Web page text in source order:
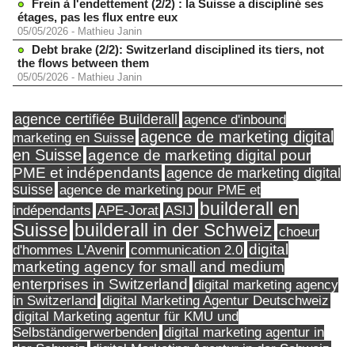
Frein à l'endettement (2/2) : la Suisse a discipliné ses
étages, pas les flux entre eux
05/05/2026 - Mathieu Janin
Debt brake (2/2): Switzerland disciplined its tiers, not
the flows between them
05/05/2026 - Mathieu Janin
agence certifiée Builderall
agence d'inbound
marketing en Suisse agence de marketing digital
en Suisse agence de marketing digital pour
PME et indépendants agence de marketing digital
suisse agence de marketing pour PME et
indépendants APE-Jorat ASIJ builderall en
Suisse builderall in der Schweiz choeur
d'hommes L'Avenir communication 2.0 digital
marketing agency for small and medium
enterprises in Switzerland digital marketing agency
in Switzerland digital Marketing Agentur Deutschweiz
digital Marketing agentur für KMU und
Selbständigerwerbenden digital marketing agentur in